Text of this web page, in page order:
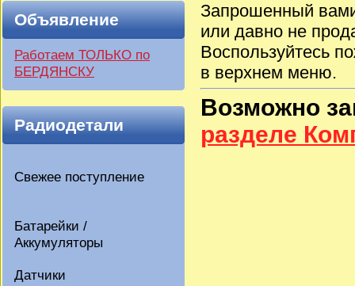
Объявление
Работаем ТОЛЬКО по
БЕРДЯНСКУ
Радиодетали
Свежее поступление
Батарейки /
Аккумуляторы
Датчики
Запрошенный
или давно не
Воспользуйтесь
в верхнем меню.
Возможно
разделе